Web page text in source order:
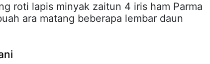
roti lapis minyak zaitun 4 iris ham Parma
ara matang beberapa lembar daun